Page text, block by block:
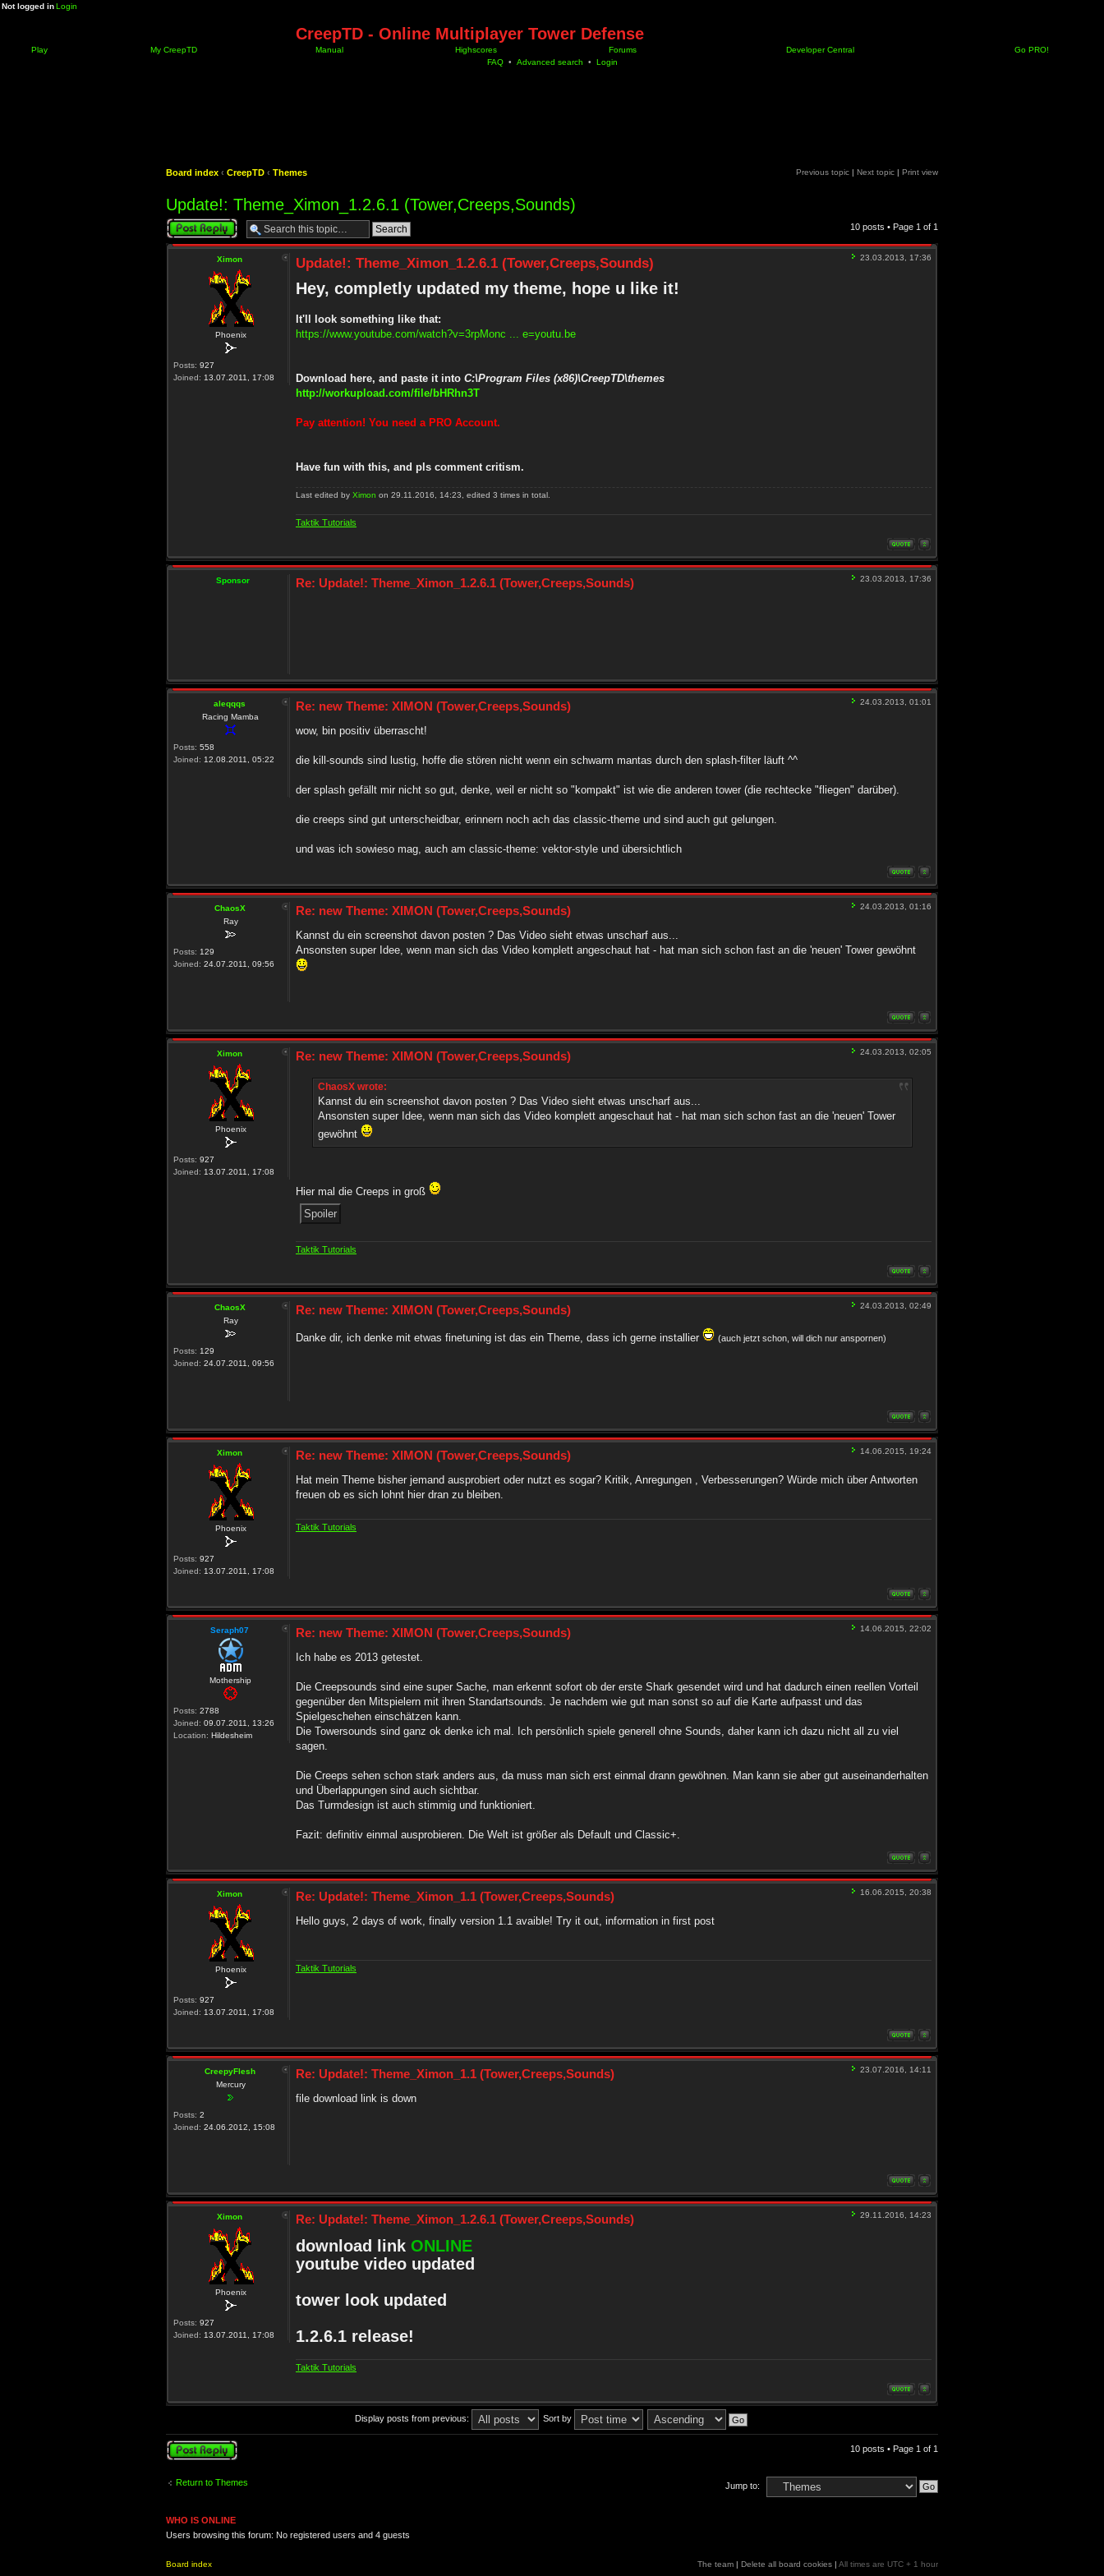
Not logged inLogin
CreepTD - Online Multiplayer Tower Defense
Play My CreepTD Manual Highscores Forums Developer Central
Go PRO!
FAQ • Advanced search • Login
Board index ‹ CreepTD ‹ Themes Print view
Next topic |
Previous topic |
Update!: Theme_Ximon_1.2.6.1 (Tower,Creeps,Sounds)
Post a reply 10 posts • Page 1 of 1
Ximon
Phoenix
Posts: 927
Joined: 13.07.2011, 17:08
23.03.2013, 17:36
Update!: Theme_Ximon_1.2.6.1 (Tower,Creeps,Sounds)
Hey, completly updated my theme, hope u like it!
It'll look something like that:
https://www.youtube.com/watch?v=3rpMonc ... e=youtu.be
Download here, and paste it into C:\Program Files (x86)\CreepTD\themes
http://workupload.com/file/bHRhn3T
Pay attention! You need a PRO Account.
Have fun with this, and pls comment critism.
Last edited by Ximon on 29.11.2016, 14:23, edited 3 times in total.
Taktik Tutorials
Sponsor 23.03.2013, 17:36
Re: Update!: Theme_Ximon_1.2.6.1 (Tower,Creeps,Sounds)
aleqqqs
Racing Mamba
Posts: 558
Joined: 12.08.2011, 05:22
24.03.2013, 01:01
Re: new Theme: XIMON (Tower,Creeps,Sounds)
wow, bin positiv überrascht!
die kill-sounds sind lustig, hoffe die stören nicht wenn ein schwarm mantas durch den splash-filter läuft ^^
der splash gefällt mir nicht so gut, denke, weil er nicht so "kompakt" ist wie die anderen tower (die rechtecke "fliegen" darüber).
die creeps sind gut unterscheidbar, erinnern noch ach das classic-theme und sind auch gut gelungen.
und was ich sowieso mag, auch am classic-theme: vektor-style und übersichtlich
ChaosX
Ray
Posts: 129
Joined: 24.07.2011, 09:56
24.03.2013, 01:16
Re: new Theme: XIMON (Tower,Creeps,Sounds)
Kannst du ein screenshot davon posten ? Das Video sieht etwas unscharf aus...
Ansonsten super Idee, wenn man sich das Video komplett angeschaut hat - hat man sich schon fast an die 'neuen' Tower gewöhnt
Ximon
Phoenix
Posts: 927
Joined: 13.07.2011, 17:08
24.03.2013, 02:05
Re: new Theme: XIMON (Tower,Creeps,Sounds)
ChaosX wrote:
Kannst du ein screenshot davon posten ? Das Video sieht etwas unscharf aus...
Ansonsten super Idee, wenn man sich das Video komplett angeschaut hat - hat man sich schon fast an die 'neuen' Tower
gewöhnt
Hier mal die Creeps in groß
Taktik Tutorials
ChaosX
Ray
Posts: 129
Joined: 24.07.2011, 09:56
24.03.2013, 02:49
Re: new Theme: XIMON (Tower,Creeps,Sounds)
Danke dir, ich denke mit etwas finetuning ist das ein Theme, dass ich gerne installier (auch jetzt schon, will dich nur anspornen)
Ximon
Phoenix
Posts: 927
Joined: 13.07.2011, 17:08
14.06.2015, 19:24
Re: new Theme: XIMON (Tower,Creeps,Sounds)
Hat mein Theme bisher jemand ausprobiert oder nutzt es sogar? Kritik, Anregungen , Verbesserungen? Würde mich über Antworten
freuen ob es sich lohnt hier dran zu bleiben.
Taktik Tutorials
Seraph07
Mothership
Posts: 2788
Joined: 09.07.2011, 13:26
Location: Hildesheim
14.06.2015, 22:02
Re: new Theme: XIMON (Tower,Creeps,Sounds)
Ich habe es 2013 getestet.
Die Creepsounds sind eine super Sache, man erkennt sofort ob der erste Shark gesendet wird und hat dadurch einen reellen Vorteil
gegenüber den Mitspielern mit ihren Standartsounds. Je nachdem wie gut man sonst so auf die Karte aufpasst und das
Spielgeschehen einschätzen kann.
Die Towersounds sind ganz ok denke ich mal. Ich persönlich spiele generell ohne Sounds, daher kann ich dazu nicht all zu viel
sagen.
Die Creeps sehen schon stark anders aus, da muss man sich erst einmal drann gewöhnen. Man kann sie aber gut auseinanderhalten
und Überlappungen sind auch sichtbar.
Das Turmdesign ist auch stimmig und funktioniert.
Fazit: definitiv einmal ausprobieren. Die Welt ist größer als Default und Classic+.
Ximon
Phoenix
Posts: 927
Joined: 13.07.2011, 17:08
16.06.2015, 20:38
Re: Update!: Theme_Ximon_1.1 (Tower,Creeps,Sounds)
Hello guys, 2 days of work, finally version 1.1 avaible! Try it out, information in first post
Taktik Tutorials
CreepyFlesh
Mercury
Posts: 2
Joined: 24.06.2012, 15:08
23.07.2016, 14:11
Re: Update!: Theme_Ximon_1.1 (Tower,Creeps,Sounds)
file download link is down
Ximon
Phoenix
Posts: 927
Joined: 13.07.2011, 17:08
29.11.2016, 14:23
Re: Update!: Theme_Ximon_1.2.6.1 (Tower,Creeps,Sounds)
download link ONLINE
youtube video updated
tower look updated
1.2.6.1 release!
Taktik Tutorials
Display posts from previous: Sort by
Post a reply 10 posts • Page 1 of 1
Return to Themes Jump to:
WHO IS ONLINE
Users browsing this forum: No registered users and 4 guests
Board index The team | Delete all board cookies | All times are UTC + 1 hour